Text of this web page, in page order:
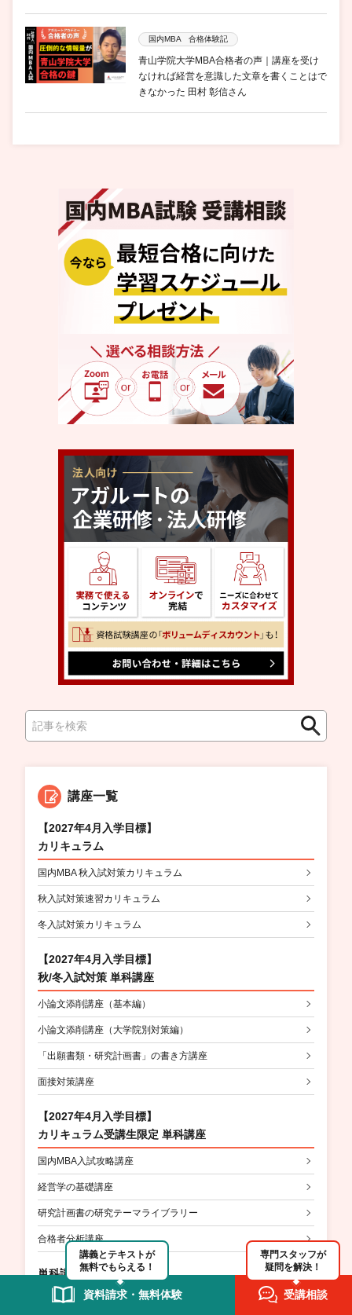
国内MBA 合格体験記
青山学院大学MBA合格者の声｜講座を受け
なければ経営を意識した文章を書くことはで
きなかった 田村 彰信さん
索
検
講座一覧
【2027年4月入学目標】
カリキュラム
国内MBA 秋入試対策カリキュラム
秋入試対策速習カリキュラム
冬入試対策カリキュラム
【2027年4月入学目標】
秋/冬入試対策 単科講座
小論文添削講座（基本編）
小論文添削講座（大学院別対策編）
「出願書類・研究計画書」の書き方講座
面接対策講座
【2027年4月入学目標】
カリキュラム受講生限定 単科講座
国内MBA入試攻略講座
経営学の基礎講座
研究計画書の研究テーマライブラリー
合格者分析講座
単科講座
TOEIC対策講座
講義とテキストが
無料でもらえる！
資料請求・無料体験
専門スタッフが
疑問を解決！
受講相談